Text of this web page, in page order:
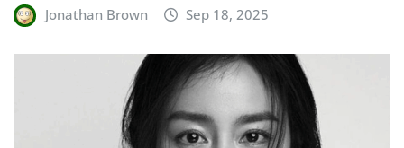
Jonathan Brown Sep 18, 2025